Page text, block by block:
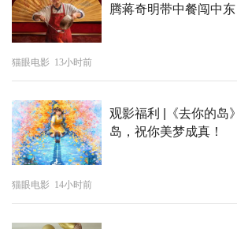
晞、陈鸿祺、童俊傑、童书森、刘雅琦
王思懿、何音、邓钢特邀出演，任鹏、
岩、郭中友、王乙帆、彭思逸、张泽嘉
江西宜春籍导演布一贤倾力打造，接连
认可，助力中国少年儿童电影从亚洲走
腾蒋奇明带中餐闯中东
猫眼电影 13小时前
观影福利 |《去你的岛
岛，祝你美梦成真！
猫眼电影 14小时前